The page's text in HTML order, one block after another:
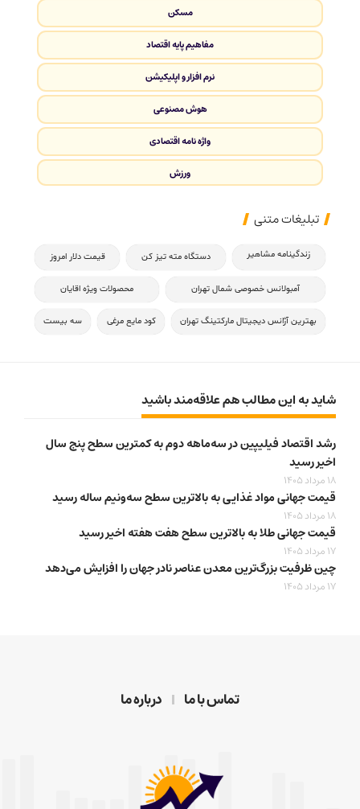
مسکن
مفاهیم پایه اقتصاد
نرم افزار و اپلیکیشن
هوش مصنوعی
واژه نامه اقتصادی
ورزش
تبلیغات متنی
زندگینامه مشاهیر دستگاه مته تیز کن قیمت دلار امروز
آمبولانس خصوصی شمال تهران محصولات ویژه اقایان
بهترین آژانس دیجیتال مارکتینگ تهران کود مایع مرغی سه بیست
شاید به این مطالب هم علاقه‌مند باشید
رشد اقتصاد فیلیپین در سه‌ماهه دوم به کمترین سطح پنج سال
اخیر رسید
18 مرداد 1405
قیمت جهانی مواد غذایی به بالاترین سطح سه‌ونیم ساله رسید
18 مرداد 1405
قیمت جهانی طلا به بالاترین سطح هفت هفته اخیر رسید
17 مرداد 1405
چین ظرفیت بزرگ‌ترین معدن عناصر نادر جهان را افزایش می‌دهد
17 مرداد 1405
تماس با ما درباره ما